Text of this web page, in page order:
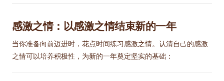
感激之情：以感激之情结束新的一年
当你准备向前迈进时，花点时间练习感激之情。认清自己的感激
之情可以培养积极性，为新的一年奠定坚实的基础：